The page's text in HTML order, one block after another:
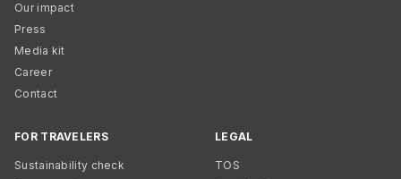
Our impact
Press
Media kit
Career
Contact
FOR TRAVELERS
Sustainability check
LEGAL
TOS